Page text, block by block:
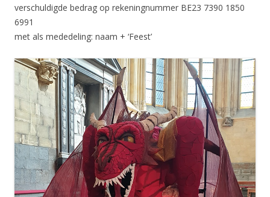
verschuldigde bedrag op rekeningnummer BE23 7390 1850
6991
met als mededeling: naam + ‘Feest’